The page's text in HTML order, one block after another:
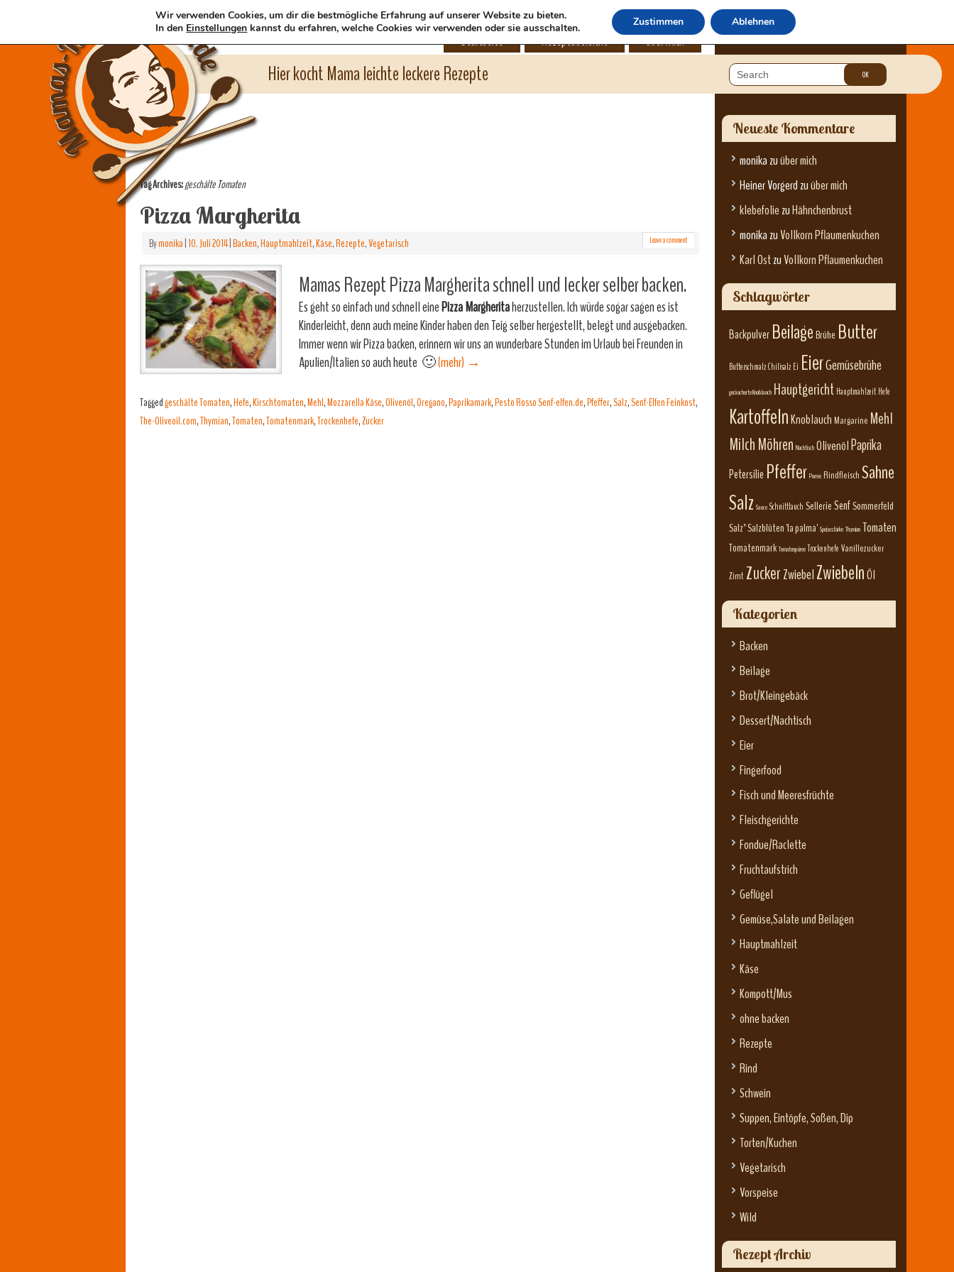
Hier kocht Mama leichte leckere Rezepte
Startseite Rezeptübersicht über mich
Tag Archives:geschälte Tomaten
Pizza Margherita
Bymonika|10. Juli 2014|Backen,Hauptmahlzeit,Käse,Rezepte,Vegetarisch Leave a comment
Mamas Rezept Pizza Margherita schnell und lecker selber backen.
Es geht so einfach und schnell einePizza Margheritaherzustellen. Ich würde sogar sagen es ist
Kinderleicht, denn auch meine Kinder haben den Teig selber hergestellt, belegt und ausgebacken.
Immer wenn wir Pizza backen, erinnern wir uns an wunderbare Stunden im Urlaub bei Freunden in
Apulien/Italien so auch heute 🙂(mehr) →
Taggedgeschälte Tomaten,Hefe,Kirschtomaten,Mehl,Mozzarella Käse,Olivenöl,Oregano,Paprikamark,Pesto Rosso Senf-elfen.de,Pfeffer,Salz,Senf-Elfen Feinkost,
The-Oliveoil.com,Thymian,Tomaten,Tomatenmark,Trockenhefe,Zucker
Neueste Kommentare
monika zuüber mich
Heiner Vorgerd zuüber mich
klebefolie zuHähnchenbrust
monika zuVollkorn Pflaumenkuchen
Karl OstzuVollkorn Pflaumenkuchen
Schlagwörter
Backpulver BeilageBrühe Butter
ButterschmalzChilisalz Ei EierGemüsebrühe
geräucherte Knoblauch Hauptgericht Hauptmahlzeit Hefe
KartoffelnKnoblauch Margarine Mehl
MilchMöhren Nachtisch OlivenölPaprika
Petersilie Pfeffer Porree Rindfleisch Sahne
Salz Sauce Schnittlauch SellerieSenfSommerfeld
Salz" Salzblüten 'la palma' Speisestärke Thymian Tomaten
Tomatenmark Tomatenpüree Trockenhefe Vanillezucker
Zimt ZuckerZwiebelZwiebelnÖl
Kategorien
Backen
Beilage
Brot/Kleingebäck
Dessert/Nachtisch
Eier
Fingerfood
Fisch und Meeresfrüchte
Fleischgerichte
Fondue/Raclette
Fruchtaufstrich
Geflügel
Gemüse,Salate und Beilagen
Hauptmahlzeit
Käse
Kompott/Mus
ohne backen
Rezepte
Rind
Schwein
Suppen, Eintöpfe, Soßen, Dip
Torten/Kuchen
Vegetarisch
Vorspeise
Wild
Rezept Archiv
Wir verwenden Cookies, um dir die bestmögliche Erfahrung auf unserer Website zu bieten.
In den Einstellungen kannst du erfahren, welche Cookies wir verwenden oder sie ausschalten. Zustimmen Ablehnen